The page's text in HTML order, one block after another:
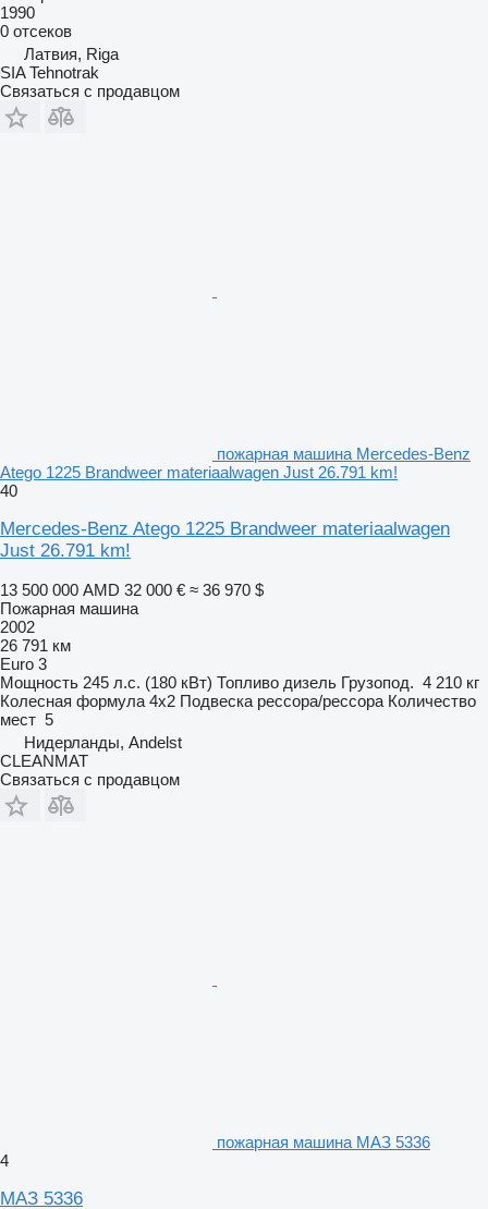
1990
0 отсеков
Латвия, Riga
SIA Tehnotrak
Связаться с продавцом
пожарная машина Mercedes-Benz
Atego 1225 Brandweer materiaalwagen Just 26.791 km!
40
Mercedes-Benz Atego 1225 Brandweer materiaalwagen
Just 26.791 km!
13 500 000 AMD 32 000 € ≈ 36 970 $
Пожарная машина
2002
26 791 км
Euro 3
Мощность 245 л.с. (180 кВт) Топливо дизель Грузопод. 4 210 кг
Колесная формула 4x2 Подвеска рессора/рессора Количество
мест 5
Нидерланды, Andelst
CLEANMAT
Связаться с продавцом
пожарная машина МАЗ 5336
4
МАЗ 5336